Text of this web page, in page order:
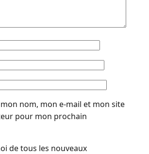
nom, mon e-mail et mon site
pour mon prochain
de tous les nouveaux